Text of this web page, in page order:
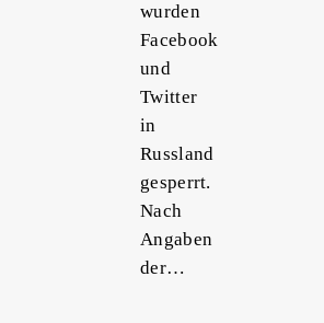
wurden
Facebook
und
Twitter
in
Russland
gesperrt.
Nach
Angaben
der…